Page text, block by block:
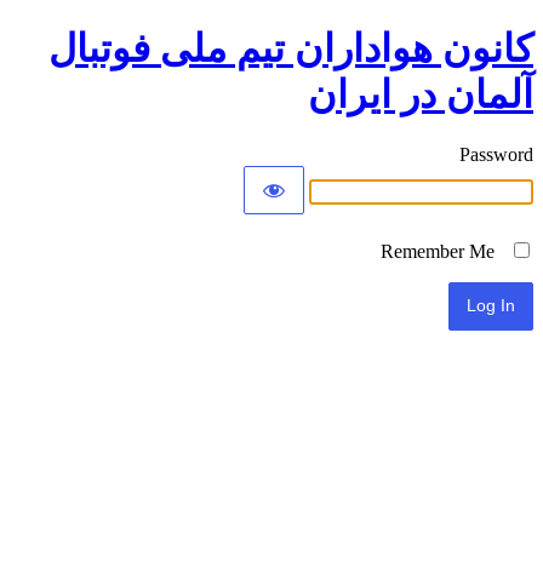
کانون هواداران تیم ملی فوتبال
آلمان در ایران
Password
Remember Me